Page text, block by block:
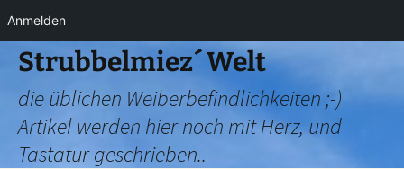
Anmelden
Zum
Inhalt
springen
Strubbelmiez´ Welt
die üblichen Weiberbefindlichkeiten ;-)
Artikel werden hier noch mit Herz, und
Tastatur geschrieben..